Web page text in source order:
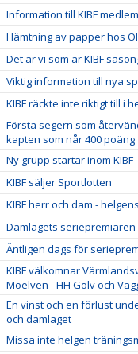
Information till KIBF
Hämtning av papper hos
Det är vi som är KIBF
Viktig information till nya
KIBF räckte inte riktigt till i
Första segern som
kapten som når 400 poäng
Ny grupp startar inom
KIBF säljer Sportlotten
KIBF herr och dam -
Damlagets seriepremiären
Äntligen dags för
KIBF välkomnar
Moelven - HH Golv och
En vinst och en förlust
och damlaget
Missa inte helgen